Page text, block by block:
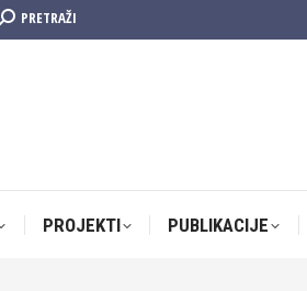
Search:PRETRAŽI
PROJEKTI PUBLIKACIJE
PROJEKTI PUBLIKACIJE